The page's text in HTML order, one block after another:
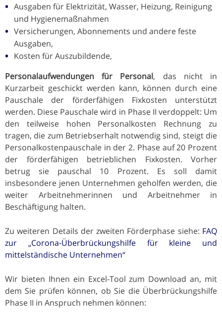
Ausgaben für Elektrizität, Wasser, Heizung, Reinigung
und Hygienemaßnahmen
Versicherungen, Abonnements und andere feste
Ausgaben,
Kosten für Auszubildende,
Personalaufwendungen für Personal, das nicht in
Kurzarbeit geschickt werden kann, können durch eine
Pauschale der förderfähigen Fixkosten unterstützt
werden. Diese Pauschale wird in Phase II verdoppelt: Um
den teilweise hohen Personalkosten Rechnung zu
tragen, die zum Betriebserhalt notwendig sind, steigt die
Personalkostenpauschale in der 2. Phase auf 20 Prozent
der förderfähigen betrieblichen Fixkosten. Vorher
betrug sie pauschal 10 Prozent. Es soll damit
insbesondere jenen Unternehmen geholfen werden, die
weiter Arbeitnehmerinnen und Arbeitnehmer in
Beschäftigung halten.
Zu weiteren Details der zweiten Förderphase siehe: FAQ
zur „Corona-Überbrückungshilfe für kleine und
mittelständische Unternehmen“
Wir bieten Ihnen ein Excel-Tool zum Download an, mit
dem Sie prüfen können, ob Sie die Überbrückungshilfe
Phase II in Anspruch nehmen können: